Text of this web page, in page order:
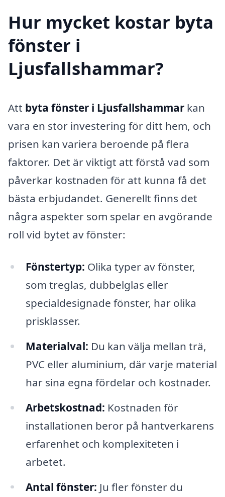
Hur mycket kostar byta
fönster i
Ljusfallshammar?
Att byta fönster i Ljusfallshammar kan
vara en stor investering för ditt hem, och
prisen kan variera beroende på flera
faktorer. Det är viktigt att förstå vad som
påverkar kostnaden för att kunna få det
bästa erbjudandet. Generellt finns det
några aspekter som spelar en avgörande
roll vid bytet av fönster:
Fönstertyp: Olika typer av fönster,
som treglas, dubbelglas eller
specialdesignade fönster, har olika
prisklasser.
Materialval: Du kan välja mellan trä,
PVC eller aluminium, där varje material
har sina egna fördelar och kostnader.
Arbetskostnad: Kostnaden för
installationen beror på hantverkarens
erfarenhet och komplexiteten i
arbetet.
Antal fönster: Ju fler fönster du